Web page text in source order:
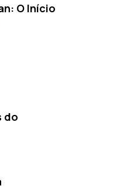
O Início
do